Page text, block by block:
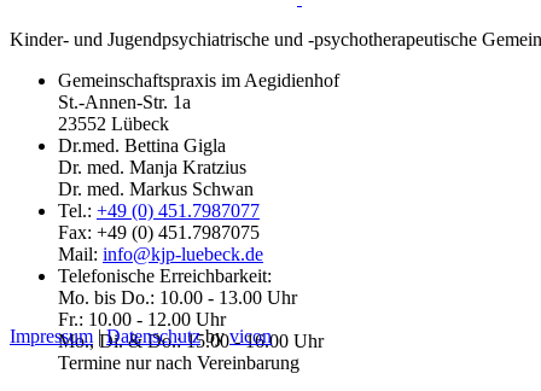
Kinder- und Jugendpsychiatrische und -psychotherapeutische
Gemeinschaftspraxis im Aegidienhof
St.-Annen-Str. 1a
23552 Lübeck
Dr.med. Bettina Gigla
Dr. med. Manja Kratzius
Dr. med. Markus Schwan
Tel.: +49 (0) 451.7987077
Fax: +49 (0) 451.7987075
Mail: info@kjp-luebeck.de
Telefonische Erreichbarkeit:
Mo. bis Do.: 10.00 - 13.00 Uhr
Fr.: 10.00 - 12.00 Uhr
Mo., Di. & Do.: 15.00 - 16.00 Uhr
Termine nur nach Vereinbarung
Impressum |Datenschutzbyvicon